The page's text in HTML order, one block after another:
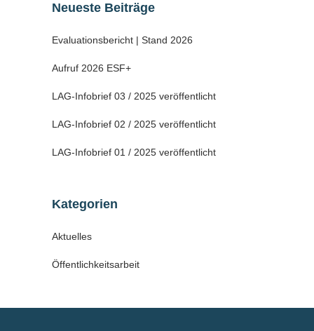
Neueste Beiträge
Evaluationsbericht | Stand 2026
Aufruf 2026 ESF+
LAG-Infobrief 03 / 2025 veröffentlicht
LAG-Infobrief 02 / 2025 veröffentlicht
LAG-Infobrief 01 / 2025 veröffentlicht
Kategorien
Aktuelles
Öffentlichkeitsarbeit